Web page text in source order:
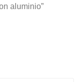
aluminio”